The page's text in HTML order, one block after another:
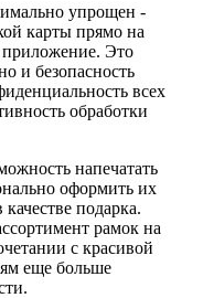
упрощен -
карты прямо на
приложение. Это
и безопасность
всех
обработки
напечатать
оформить их
подарка.
рамок на
с красивой
еще больше